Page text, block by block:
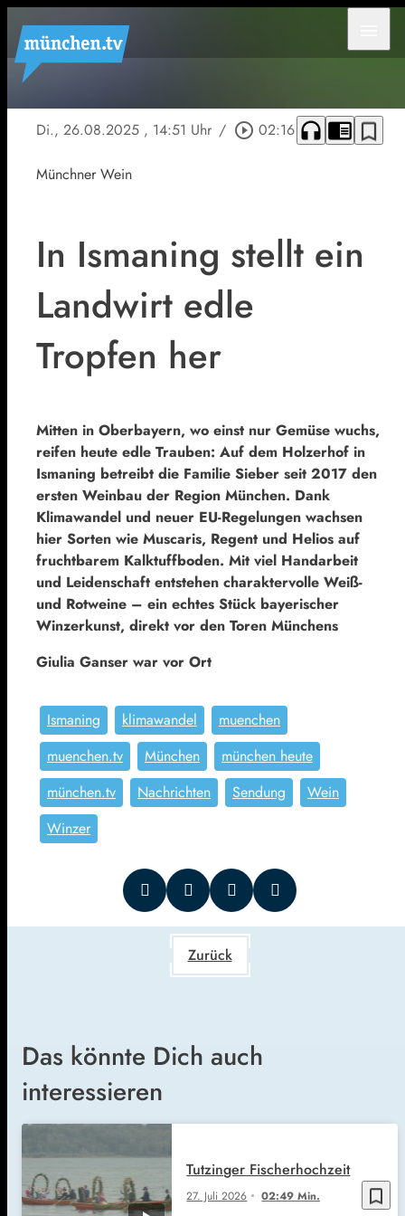
Di., 26.08.2025 , 14:51 Uhr / play_circle_outline 02:16 headphones chrome_reader_mode bookmark_border
Münchner Wein
In Ismaning stellt ein
Landwirt edle
Tropfen her
Mitten in Oberbayern, wo einst nur Gemüse wuchs,
reifen heute edle Trauben: Auf dem Holzerhof in
Ismaning betreibt die Familie Sieber seit 2017 den
ersten Weinbau der Region München. Dank
Klimawandel und neuer EU-Regelungen wachsen
hier Sorten wie Muscaris, Regent und Helios auf
fruchtbarem Kalktuffboden. Mit viel Handarbeit
und Leidenschaft entstehen charaktervolle Weiß-
und Rotweine – ein echtes Stück bayerischer
Winzerkunst, direkt vor den Toren Münchens
Giulia Ganser war vor Ort
Ismaning klimawandel
muenchen
muenchen.tv
München
münchen heute
münchen.tv
Nachrichten Sendung
Wein
Winzer
Zurück
Das könnte Dich auch
interessieren
bookmark_border
27. Juli 2026 02:49 Min.
Tutzinger Fischerhochzeit